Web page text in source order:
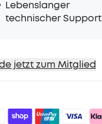
Lebenslanger
technischer Support
jetzt zum Mitglied
Mehr erfahren